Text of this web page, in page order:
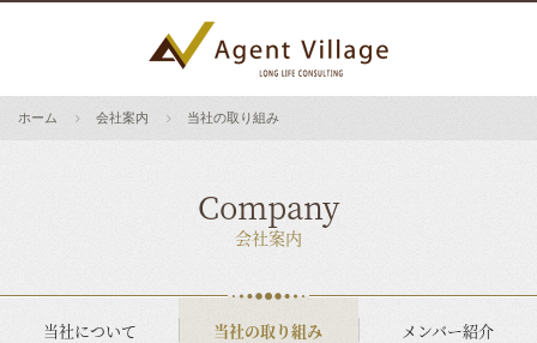
ホーム 会社案内 当社の取り組み
Company
会社案内
当社について 当社の取り組み メンバー紹介